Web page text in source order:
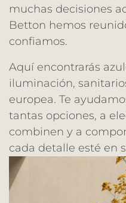
muchas decisiones
Betton hemos
confiamos.
Aquí encontrarás
iluminación,
europea. Te
tantas opciones, a
combinen y a
cada detalle esté en